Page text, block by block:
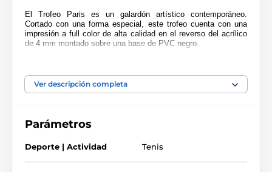
El Trofeo Paris es un galardón artístico contemporáneo.
Cortado con una forma especial, este trofeo cuenta con una
impresión a full color de alta calidad en el reverso del acrílico
de 4 mm montado sobre una base de PVC negro.
Ver descripción completa
Parámetros
Deporte | Actividad Tenis